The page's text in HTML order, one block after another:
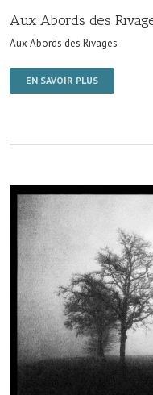
Aux Abords des
Aux Abords des Rivages
EN SAVOIR PLUS